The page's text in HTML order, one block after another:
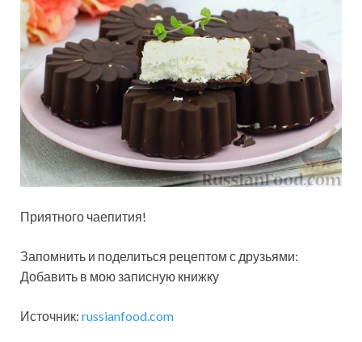
Приятного чаепития!
Запомнить и поделиться рецептом с друзьями:
Добавить в мою записную книжку
Источник: russianfood.com